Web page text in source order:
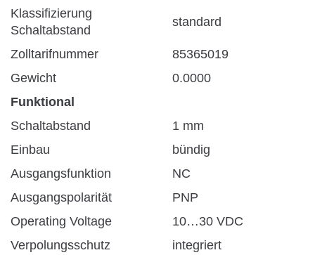
Klassifizierung
Schaltabstand
standard
Zolltarifnummer
85365019
Gewicht
0.0000
Funktional
Schaltabstand
1 mm
Einbau
bündig
Ausgangsfunktion
NC
Ausgangspolarität
PNP
Operating Voltage
10…30 VDC
Verpolungsschutz
integriert